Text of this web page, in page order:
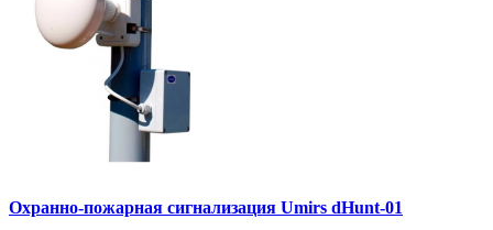
Охранно-пожарная сигнализация Umirs dHunt-01